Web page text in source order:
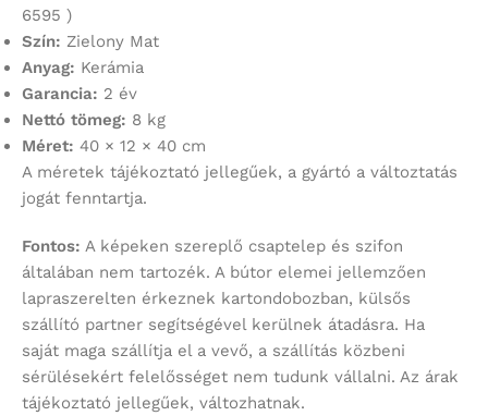
6595 )
Szín: Zielony Mat
Anyag: Kerámia
Garancia: 2 év
Nettó tömeg: 8 kg
Méret: 40 × 12 × 40 cm
A méretek tájékoztató jellegűek, a gyártó a változtatás
jogát fenntartja.
Fontos: A képeken szereplő csaptelep és szifon
általában nem tartozék. A bútor elemei jellemzően
lapraszerelten érkeznek kartondobozban, külsős
szállító partner segítségével kerülnek átadásra. Ha
saját maga szállítja el a vevő, a szállítás közbeni
sérülésekért felelősséget nem tudunk vállalni. Az árak
tájékoztató jellegűek, változhatnak.